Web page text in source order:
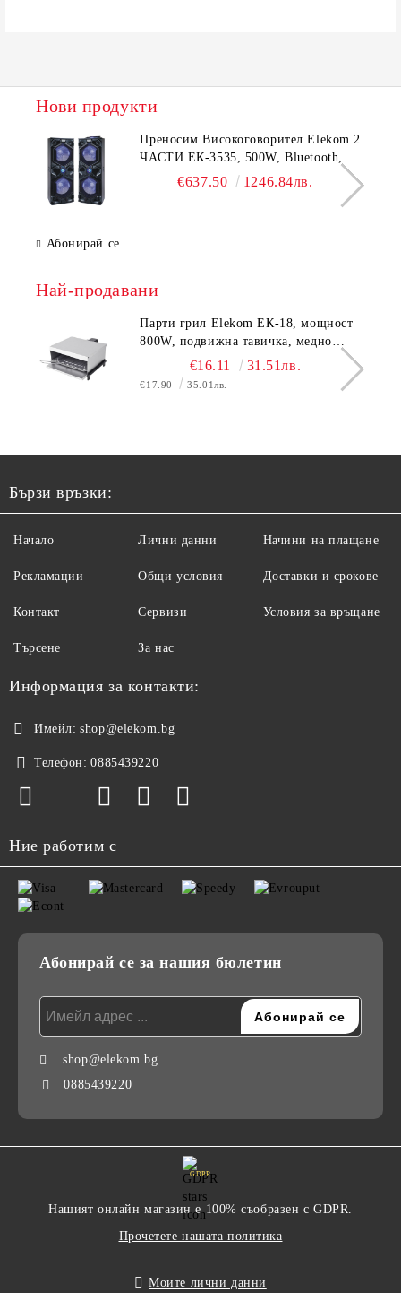
Нови продукти
Преносим Високоговорител Elekom 2
ЧАСТИ ЕК-3535, 500W, Bluetooth,
Bluetooth, USB, Караоке, 2
€637.50 1246.84лв.
Абонирай се
Най-продавани
Парти грил Elekom ЕК-18, мощност
800W, подвижна тавичка, медно
покритие на реотана
€16.11 31.51лв.
€17.90 35.01лв.
Бързи връзки:
Начало
Рекламации
Контакт
Търсене
Лични данни
Общи условия
Сервизи
За нас
Начини на плащане
Доставки и срокове
Условия за връщане
Информация за контакти:
Имейл: shop@elekom.bg
Телефон: 0885439220
Ние работим с
Абонирай се за нашия бюлетин
shop@elekom.bg
0885439220
GDPR
Нашият онлайн магазин е 100% съобразен с GDPR.
Прочетете нашата политика
Моите лични данни